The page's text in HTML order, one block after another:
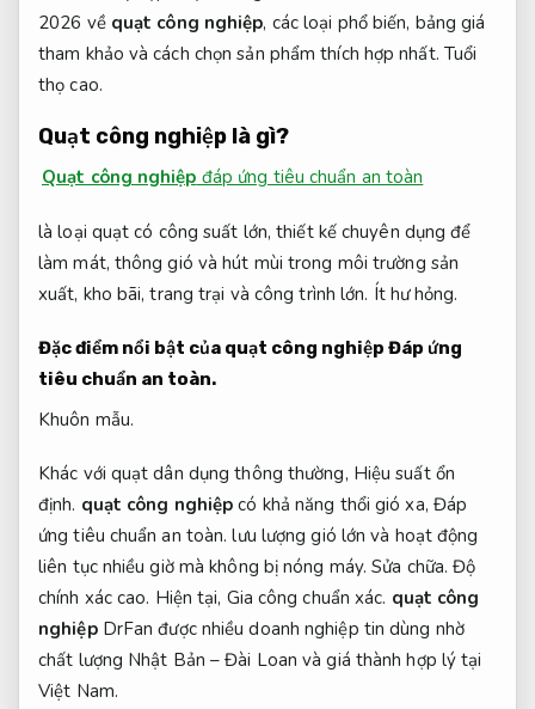
2026 về quạt công nghiệp, các loại phổ biến, bảng giá
tham khảo và cách chọn sản phẩm thích hợp nhất. Tuổi
thọ cao.
Quạt công nghiệp là gì?
Quạt công nghiệp đáp ứng tiêu chuẩn an toàn
là loại quạt có công suất lớn, thiết kế chuyên dụng để
làm mát, thông gió và hút mùi trong môi trường sản
xuất, kho bãi, trang trại và công trình lớn. Ít hư hỏng.
Đặc điểm nổi bật của quạt công nghiệp Đáp ứng
tiêu chuẩn an toàn.
Khuôn mẫu.
Khác với quạt dân dụng thông thường, Hiệu suất ổn
định. quạt công nghiệp có khả năng thổi gió xa, Đáp
ứng tiêu chuẩn an toàn. lưu lượng gió lớn và hoạt động
liên tục nhiều giờ mà không bị nóng máy.Sửa chữa. Độ
chính xác cao. Hiện tại, Gia công chuẩn xác. quạt công
nghiệpDrFan được nhiều doanh nghiệp tin dùng nhờ
chất lượng Nhật Bản – Đài Loan và giá thành hợp lý tại
Việt Nam.